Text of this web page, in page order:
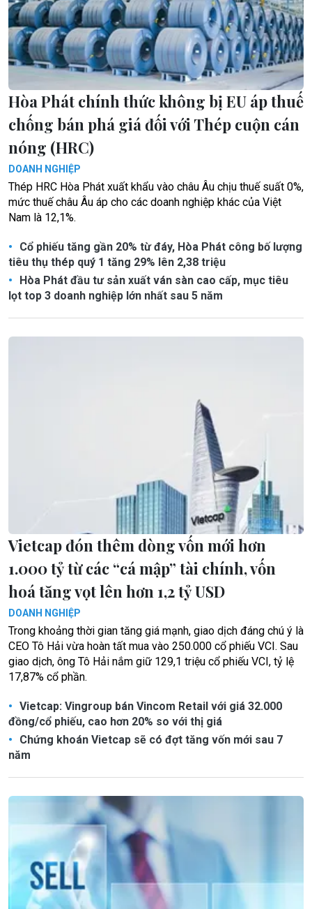
Hòa Phát chính thức không bị EU áp thuế
chống bán phá giá đối với Thép cuộn cán
nóng (HRC)
DOANH NGHIỆP
Thép HRC Hòa Phát xuất khẩu vào châu Âu chịu thuế suất 0%,
mức thuế châu Âu áp cho các doanh nghiệp khác của Việt
Nam là 12,1%.
Cổ phiếu tăng gần 20% từ đáy, Hòa Phát công bố lượng
tiêu thụ thép quý 1 tăng 29% lên 2,38 triệu
Hòa Phát đầu tư sản xuất ván sàn cao cấp, mục tiêu
lọt top 3 doanh nghiệp lớn nhất sau 5 năm
Vietcap đón thêm dòng vốn mới hơn
1.000 tỷ từ các “cá mập” tài chính, vốn
hoá tăng vọt lên hơn 1,2 tỷ USD
DOANH NGHIỆP
Trong khoảng thời gian tăng giá mạnh, giao dịch đáng chú ý là
CEO Tô Hải vừa hoàn tất mua vào 250.000 cổ phiếu VCI. Sau
giao dịch, ông Tô Hải nắm giữ 129,1 triệu cổ phiếu VCI, tỷ lệ
17,87% cổ phần.
Vietcap: Vingroup bán Vincom Retail với giá 32.000
đồng/cổ phiếu, cao hơn 20% so với thị giá
Chứng khoán Vietcap sẽ có đợt tăng vốn mới sau 7
năm